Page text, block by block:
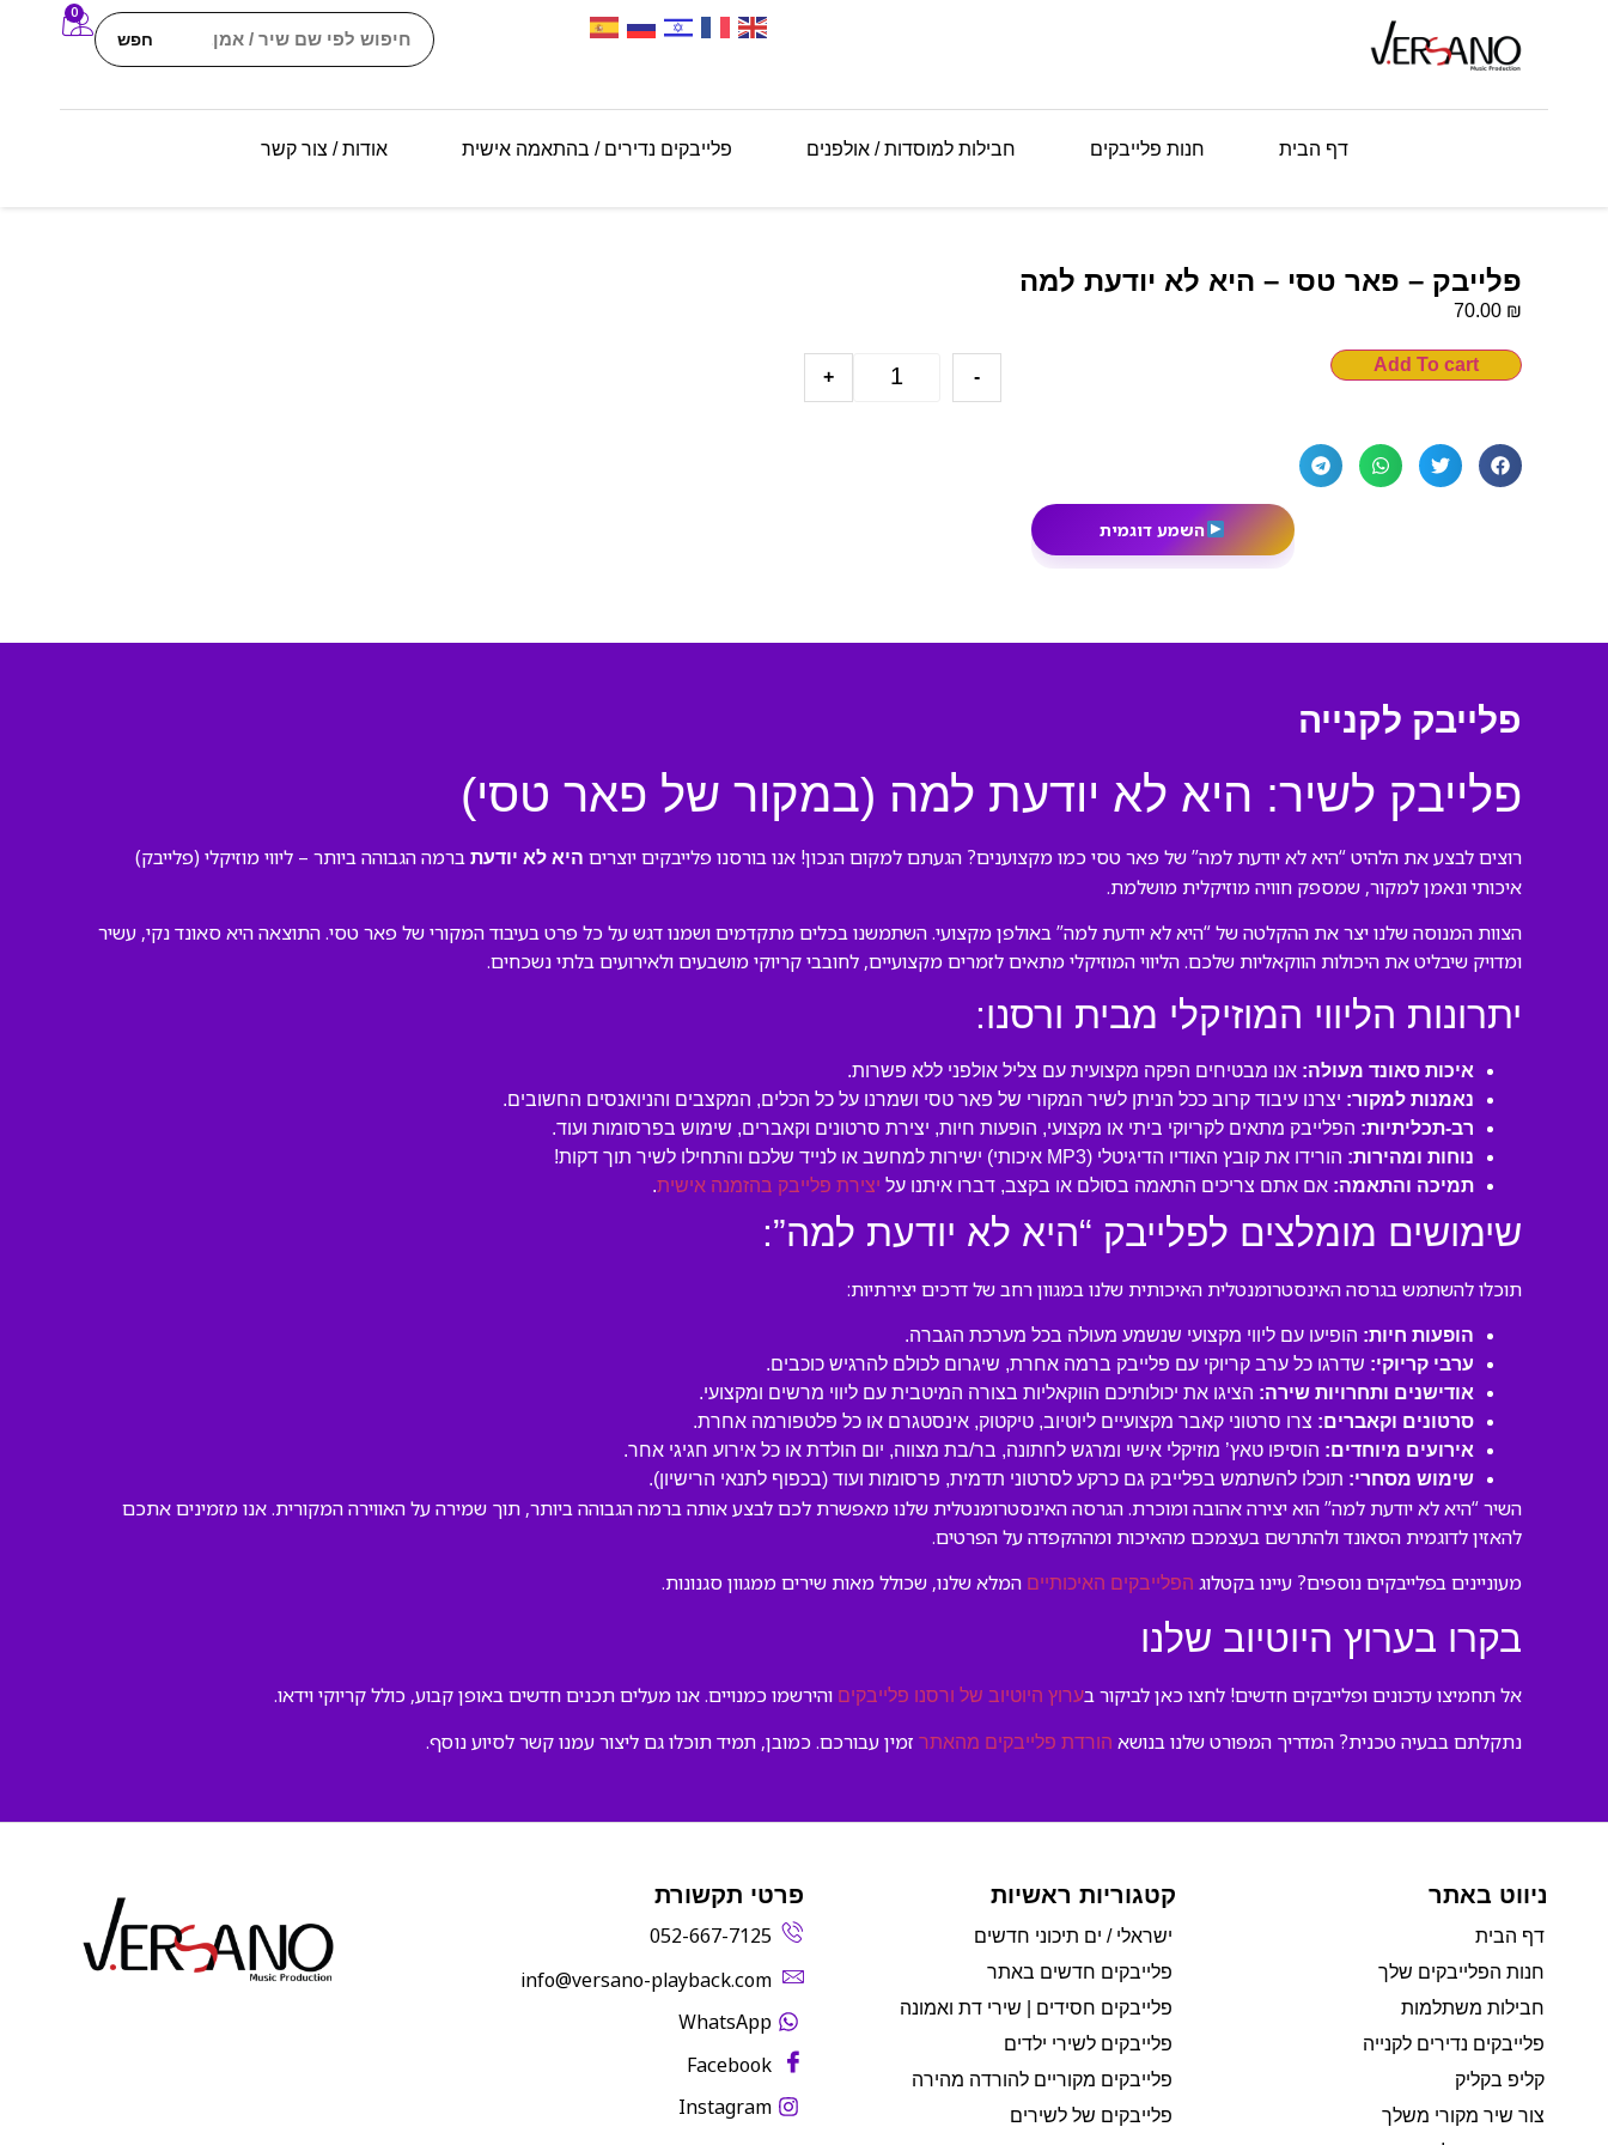
חפש
0
דף הבית חנות פלייבקים חבילות למוסדות / אולפנים פלייבקים נדירים / בהתאמה אישית אודות / צור קשר
פלייבק – פאר טסי – היא לא יודעת למה
70.00 ₪
-
+
Add To cart
השמע דוגמית
פלייבק לקנייה
פלייבק לשיר: היא לא יודעת למה (במקור של פאר טסי)
רוצים לבצע את הלהיט “היא לא יודעת למה” של פאר טסי כמו מקצוענים? הגעתם למקום הנכון! אנו בורסנו פלייבקים יוצרים היא לא יודעת ברמה הגבוהה ביותר – ליווי מוזיקלי (פלייבק)
איכותי ונאמן למקור, שמספק חוויה מוזיקלית מושלמת.
הצוות המנוסה שלנו יצר את ההקלטה של “היא לא יודעת למה” באולפן מקצועי. השתמשנו בכלים מתקדמים ושמנו דגש על כל פרט בעיבוד המקורי של פאר טסי. התוצאה היא סאונד נקי, עשיר
ומדויק שיבליט את היכולות הווקאליות שלכם. הליווי המוזיקלי מתאים לזמרים מקצועיים, לחובבי קריוקי מושבעים ולאירועים בלתי נשכחים.
יתרונות הליווי המוזיקלי מבית ורסנו:
איכות סאונד מעולה: אנו מבטיחים הפקה מקצועית עם צליל אולפני ללא פשרות.
נאמנות למקור: יצרנו עיבוד קרוב ככל הניתן לשיר המקורי של פאר טסי ושמרנו על כל הכלים, המקצבים והניואנסים החשובים.
רב-תכליתיות: הפלייבק מתאים לקריוקי ביתי או מקצועי, הופעות חיות, יצירת סרטונים וקאברים, שימוש בפרסומות ועוד.
נוחות ומהירות: הורידו את קובץ האודיו הדיגיטלי (MP3 איכותי) ישירות למחשב או לנייד שלכם והתחילו לשיר תוך דקות!
תמיכה והתאמה: אם אתם צריכים התאמה בסולם או בקצב, דברו איתנו על יצירת פלייבק בהזמנה אישית.
שימושים מומלצים לפלייבק “היא לא יודעת למה”:
תוכלו להשתמש בגרסה האינסטרומנטלית האיכותית שלנו במגוון רחב של דרכים יצירתיות:
הופעות חיות: הופיעו עם ליווי מקצועי שנשמע מעולה בכל מערכת הגברה.
ערבי קריוקי: שדרגו כל ערב קריוקי עם פלייבק ברמה אחרת, שיגרום לכולם להרגיש כוכבים.
אודישנים ותחרויות שירה: הציגו את יכולותיכם הווקאליות בצורה המיטבית עם ליווי מרשים ומקצועי.
סרטונים וקאברים: צרו סרטוני קאבר מקצועיים ליוטיוב, טיקטוק, אינסטגרם או כל פלטפורמה אחרת.
אירועים מיוחדים: הוסיפו טאץ’ מוזיקלי אישי ומרגש לחתונה, בר/בת מצווה, יום הולדת או כל אירוע חגיגי אחר.
שימוש מסחרי: תוכלו להשתמש בפלייבק גם כרקע לסרטוני תדמית, פרסומות ועוד (בכפוף לתנאי הרישיון).
השיר “היא לא יודעת למה” הוא יצירה אהובה ומוכרת. הגרסה האינסטרומנטלית שלנו מאפשרת לכם לבצע אותה ברמה הגבוהה ביותר, תוך שמירה על האווירה המקורית. אנו מזמינים אתכם
להאזין לדוגמית הסאונד ולהתרשם בעצמכם מהאיכות ומההקפדה על הפרטים.
מעוניינים בפלייבקים נוספים? עיינו בקטלוג הפלייבקים האיכותיים המלא שלנו, שכולל מאות שירים ממגוון סגנונות.
בקרו בערוץ היוטיוב שלנו
אל תחמיצו עדכונים ופלייבקים חדשים! לחצו כאן לביקור בערוץ היוטיוב של ורסנו פלייבקים והירשמו כמנויים. אנו מעלים תכנים חדשים באופן קבוע, כולל קריוקי וידאו.
נתקלתם בבעיה טכנית? המדריך המפורט שלנו בנושא הורדת פלייבקים מהאתר זמין עבורכם. כמובן, תמיד תוכלו גם ליצור עמנו קשר לסיוע נוסף.
ניווט באתר
דף הבית
חנות הפלייבקים שלך
חבילות משתלמות
פלייבקים נדירים לקנייה
קליפ בקליק
צור שיר מקורי משלך
קטגוריות ראשיות
ישראלי / ים תיכוני חדשים
פלייבקים חדשים באתר
פלייבקים חסידים | שירי דת ואמונה
פלייבקים לשירי ילדים
פלייבקים מקוריים להורדה מהירה
פלייבקים של לשירים
פרטי תקשורת
052-667-7125
‫info@versano-playback.com‬
WhatsApp
Facebook
Instagram